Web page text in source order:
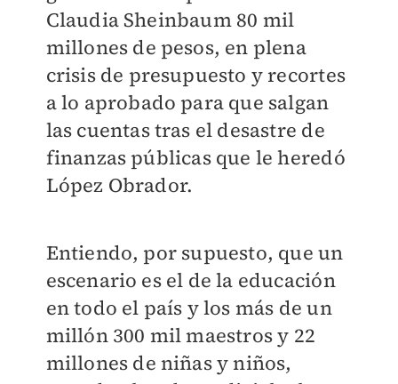
Claudia Sheinbaum 80 mil
millones de pesos, en plena
crisis de presupuesto y recortes
a lo aprobado para que salgan
las cuentas tras el desastre de
finanzas públicas que le heredó
López Obrador.
Entiendo, por supuesto, que un
escenario es el de la educación
en todo el país y los más de un
millón 300 mil maestros y 22
millones de niñas y niños,